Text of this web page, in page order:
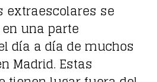
extraescolares se
una parte
día a día de muchos
Madrid. Estas